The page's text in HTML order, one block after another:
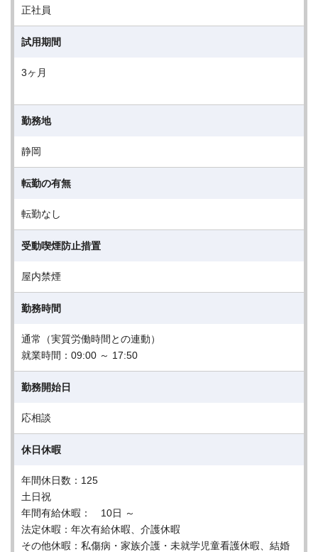
正社員
試用期間
3ヶ月
勤務地
静岡
転勤の有無
転勤なし
受動喫煙防止措置
屋内禁煙
勤務時間
通常（実質労働時間との連動）
就業時間：09:00 ～ 17:50
勤務開始日
応相談
休日休暇
年間休日数：125
土日祝
年間有給休暇： 10日 ～
法定休暇：年次有給休暇、介護休暇
その他休暇：私傷病・家族介護・未就学児童看護休暇、結婚